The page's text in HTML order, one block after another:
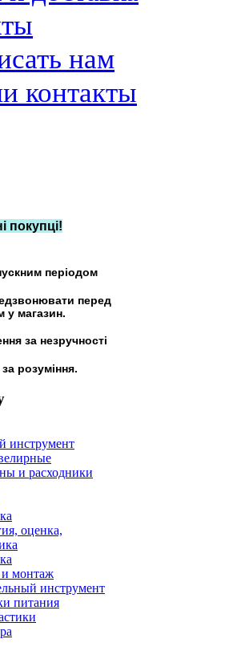
нам
контакты
покупці!
періодом
перед
у магазин.
за незручності
розуміння.
инструмент
и расходники
оценка,
и монтаж
инструмент
питания